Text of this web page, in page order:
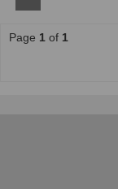
Page 1 of 1